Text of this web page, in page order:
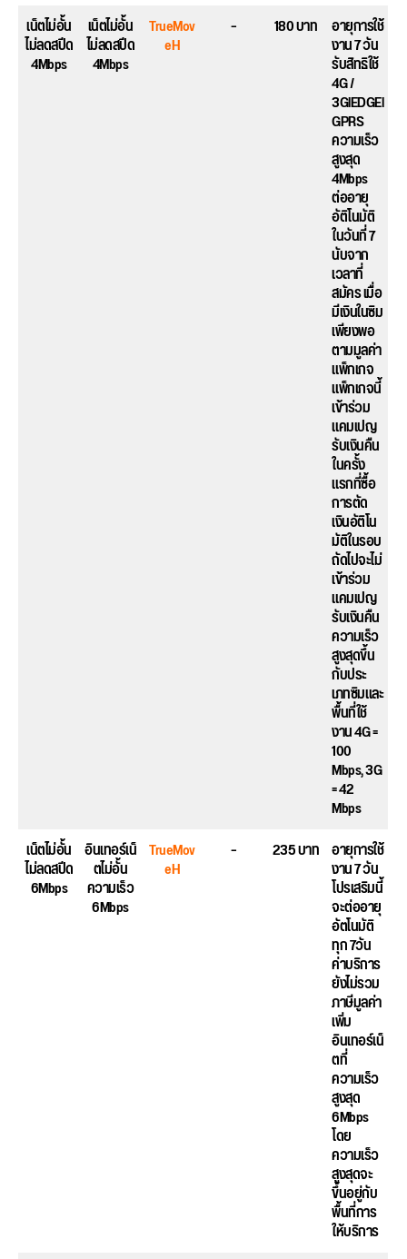
เน็ตไม่อั้น
ไม่ลดสปีด
4Mbps
เน็ตไม่อั้น
ไม่ลดสปีด
4Mbps
TrueMov
eH
– 180 บาท อายุการใช้
งาน 7 วัน
รับสิทธิใช้
4G /
3GlEDGEl
GPRS
ความเร็ว
สูงสุด
4Mbps
ต่ออายุ
อัติโนมัติ
ในวันที่ 7
นับจาก
เวลาที่
สมัคร เมื่อ
มีเงินในซิม
เพียงพอ
ตามมูลค่า
แพ็กเกจ
แพ็กเกจนี้
เข้าร่วม
แคมเปญ
รับเงินคืน
ในครั้ง
แรกที่ซื้อ
การตัด
เงินอัติโน
มัติในรอบ
ถัดไปจะไม่
เข้าร่วม
แคมเปญ
รับเงินคืน
ความเร็ว
สูงสุดขึ้น
กับประ
เภทซิมและ
พื้นที่ใช้
งาน 4G =
100
Mbps, 3G
= 42
Mbps
เน็ตไม่อั้น
ไม่ลดสปีด
6Mbps
อินเทอร์เน็
ตไม่อั้น
ความเร็ว
6Mbps
TrueMov
eH
– 235 บาท อายุการใช้
งาน 7 วัน
โปรเสริมนี้
จะต่ออายุ
อัตโนมัติ
ทุก 7วัน
ค่าบริการ
ยังไม่รวม
ภาษีมูลค่า
เพิ่ม
อินเทอร์เน็
ตที่
ความเร็ว
สูงสุด
6Mbps
โดย
ความเร็ว
สูงสุดจะ
ขึ้นอยู่กับ
พื้นที่การ
ให้บริการ